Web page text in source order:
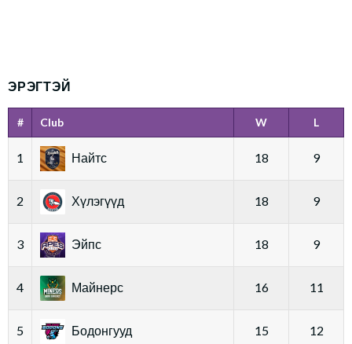
ЭРЭГТЭЙ
# Club W L
1 Найтс 18 9
2 Хүлэгүүд 18 9
3 Эйпс 18 9
4 Майнерс 16 11
5 Бодонгууд 15 12